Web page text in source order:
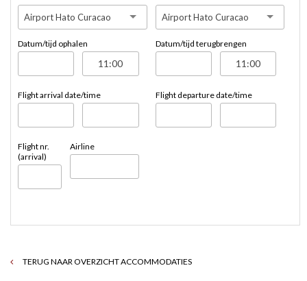
Airport Hato Curacao
Datum/tijd ophalen
Flight arrival date/time
Flight nr.
(arrival)
Airline
Airport Hato Curacao
Datum/tijd terugbrengen
Flight departure date/time
TERUG NAAR OVERZICHT ACCOMMODATIES